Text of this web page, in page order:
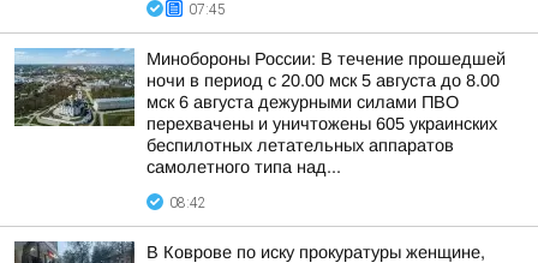
07:45
Минобороны России: В течение прошедшей
ночи в период с 20.00 мск 5 августа до 8.00
мск 6 августа дежурными силами ПВО
перехвачены и уничтожены 605 украинских
беспилотных летательных аппаратов
самолетного типа над...
08:42
В Коврове по иску прокуратуры женщине,